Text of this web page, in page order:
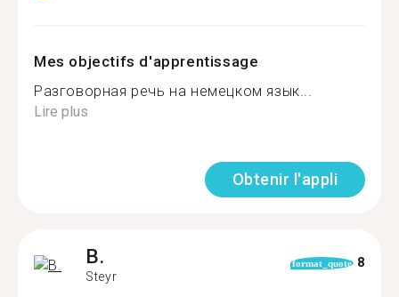
Mes objectifs d'apprentissage
Разговорная речь на немецком язык...
Lire plus
Obtenir l'appli
B.
Steyr
format_quote 8